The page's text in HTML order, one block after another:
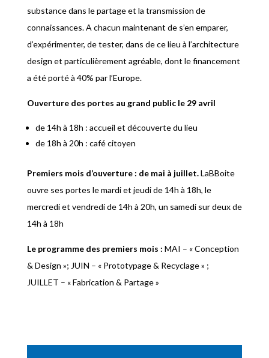
substance dans le partage et la transmission de
connaissances. A chacun maintenant de s’en emparer,
d’expérimenter, de tester, dans de ce lieu à l’architecture
design et particulièrement agréable, dont le financement
a été porté à 40% par l’Europe.
Ouverture des portes au grand public le 29 avril
de 14h à 18h : accueil et découverte du lieu
de 18h à 20h : café citoyen
Premiers mois d’ouverture : de mai à juillet.LaBBoite
ouvre ses portes le mardi et jeudi de 14h à 18h, le
mercredi et vendredi de 14h à 20h, un samedi sur deux de
14h à 18h
Le programme des premiers mois : MAI – « Conception
& Design »; JUIN – « Prototypage & Recyclage » ;
JUILLET – « Fabrication & Partage »